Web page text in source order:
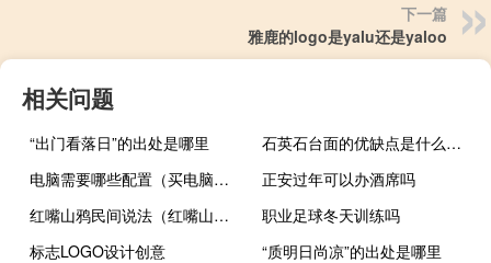
下一篇
雅鹿的logo是yalu还是yaloo
相关问题
“出门看落日”的出处是哪里
石英石台面的优缺点是什么（石英石台面的优缺点）
电脑需要哪些配置（买电脑主要看什么配置）
正安过年可以办酒席吗
红嘴山鸦民间说法（红嘴山鸦）
职业足球冬天训练吗
标志LOGO设计创意
“质明日尚凉”的出处是哪里